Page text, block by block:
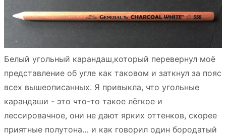
Белый угольный карандаш,который перевернул моё
представление об угле как таковом и заткнул за пояс
всех вышеописанных. Я привыкла, что угольные
карандаши - это что-то такое лёгкое и
лессировачное, они не дают ярких оттенков, скорее
приятные полутона… и как говорил один бородатый